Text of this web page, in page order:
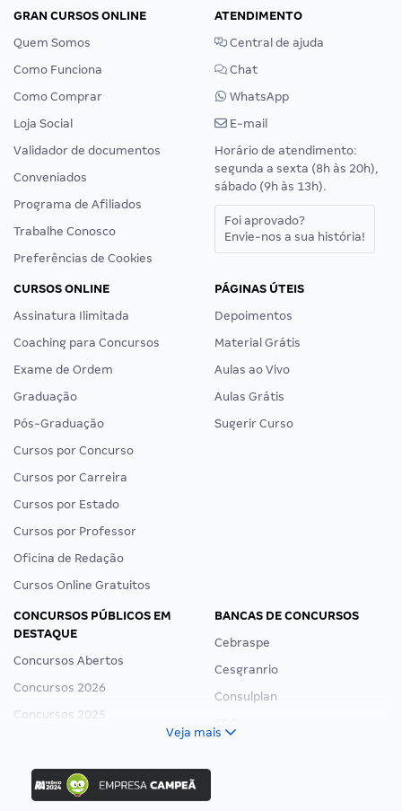
GRAN CURSOS ONLINE
Quem Somos
Como Funciona
Como Comprar
Loja Social
Validador de documentos
Conveniados
Programa de Afiliados
Trabalhe Conosco
Preferências de Cookies
ATENDIMENTO
Central de ajuda
Chat
WhatsApp
E-mail
Horário de atendimento:
segunda a sexta (8h às 20h),
sábado (9h às 13h).
Foi aprovado?
Envie-nos a sua história!
CURSOS ONLINE
Assinatura Ilimitada
Coaching para Concursos
Exame de Ordem
Graduação
Pós-Graduação
Cursos por Concurso
Cursos por Carreira
Cursos por Estado
Cursos por Professor
Oficina de Redação
Cursos Online Gratuitos
PÁGINAS ÚTEIS
Depoimentos
Material Grátis
Aulas ao Vivo
Aulas Grátis
Sugerir Curso
CONCURSOS PÚBLICOS EM
DESTAQUE
Concursos Abertos
Concursos 2026
Concursos 2025
Concurso Ibama
Concurso MPU
BANCAS DE CONCURSOS
Cebraspe
Cesgranrio
Consulplan
Veja mais